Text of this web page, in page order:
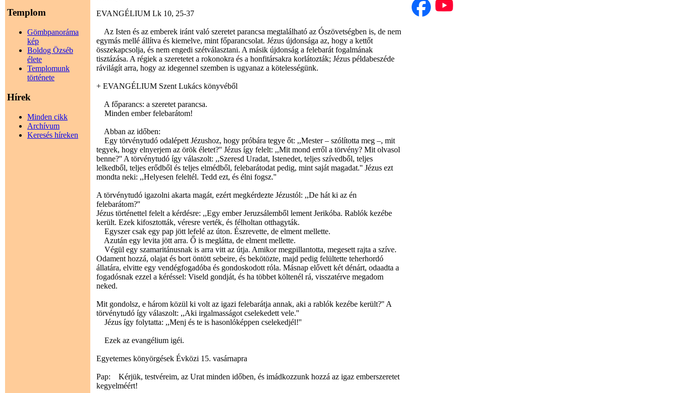
Templom
Gömbpanoráma
kép
Boldog Özséb
élete
Templomunk
története
Hírek
Minden cikk
Archívum
Keresés híreken
EVANGÉLIUM Lk 10, 25-37
Az Isten és az emberek iránt való szeretet parancsa megtalálható az Ószövetségben is, de nem
egymás mellé állítva és kiemelve, mint főparancsolat. Jézus újdonsága az, hogy a kettőt
összekapcsolja, és nem engedi szétválasztani. A másik újdonság a felebarát fogalmának
tisztázása. A régiek a szeretetet a rokonokra és a honfitársakra korlátozták; Jézus példabeszéde
rávilágít arra, hogy az idegennel szemben is ugyanaz a kötelességünk.
+ EVANGÉLIUM Szent Lukács könyvéből
A főparancs: a szeretet parancsa.
Minden ember felebarátom!
Abban az időben:
Egy törvénytudó odalépett Jézushoz, hogy próbára tegye őt: ,,Mester – szólította meg –, mit
tegyek, hogy elnyerjem az örök életet?'' Jézus így felelt: ,,Mit mond erről a törvény? Mit olvasol
benne?'' A törvénytudó így válaszolt: ,,Szeresd Uradat, Istenedet, teljes szívedből, teljes
lelkedből, teljes erődből és teljes elmédből, felebarátodat pedig, mint saját magadat.'' Jézus ezt
mondta neki: ,,Helyesen feleltél. Tedd ezt, és élni fogsz.''
A törvénytudó igazolni akarta magát, ezért megkérdezte Jézustól: ,,De hát ki az én
felebarátom?''
Jézus történettel felelt a kérdésre: ,,Egy ember Jeruzsálemből lement Jerikóba. Rablók kezébe
került. Ezek kifosztották, véresre verték, és félholtan otthagyták.
Egyszer csak egy pap jött lefelé az úton. Észrevette, de elment mellette.
Azután egy levita jött arra. Ő is meglátta, de elment mellette.
Végül egy szamaritánusnak is arra vitt az útja. Amikor megpillantotta, megesett rajta a szíve.
Odament hozzá, olajat és bort öntött sebeire, és bekötözte, majd pedig felültette teherhordó
állatára, elvitte egy vendégfogadóba és gondoskodott róla. Másnap elővett két dénárt, odaadta a
fogadósnak ezzel a kéréssel: Viseld gondját, és ha többet költenél rá, visszatérve megadom
neked.
Mit gondolsz, e három közül ki volt az igazi felebarátja annak, aki a rablók kezébe került?'' A
törvénytudó így válaszolt: ,,Aki irgalmasságot cselekedett vele.''
Jézus így folytatta: ,,Menj és te is hasonlóképpen cselekedjél!''
Ezek az evangélium igéi.
Egyetemes könyörgések Évközi 15. vasárnapra
Pap: Kérjük, testvéreim, az Urat minden időben, és imádkozzunk hozzá az igaz emberszeretet
kegyelméért!